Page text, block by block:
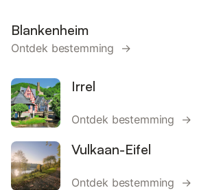
Blankenheim
Ontdek bestemming →
Irrel
Ontdek bestemming →
Vulkaan-Eifel
Ontdek bestemming →